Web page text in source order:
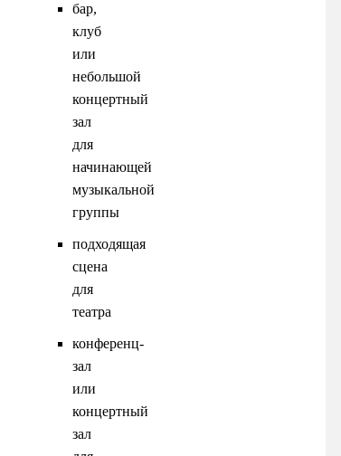
бар,
клуб
или
небольшой
концертный
зал
для
начинающей
музыкальной
группы
подходящая
сцена
для
театра
конференц-
зал
или
концертный
зал